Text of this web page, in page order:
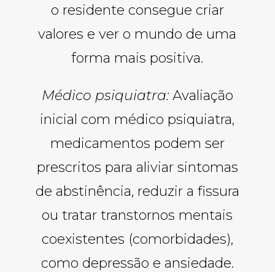
o residente consegue criar
valores e ver o mundo de uma
forma mais positiva.
Médico psiquiatra:Avaliação
inicial com médico psiquiatra,
medicamentos podem ser
prescritos para aliviar sintomas
de abstinência, reduzir a fissura
ou tratar transtornos mentais
coexistentes (comorbidades),
como depressão e ansiedade.